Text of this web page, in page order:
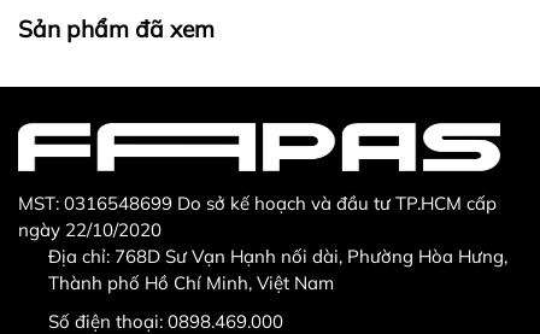
Sản phẩm bị hư hỏng khi nhìn bằng mắt thường
Hotline CSKH: 090 376 9205
Sản phẩm đã xem
MST: 0316548699 Do sở kế hoạch và đầu tư TP.HCM cấp
ngày 22/10/2020
Địa chỉ: 768D Sư Vạn Hạnh nối dài, Phường Hòa Hưng,
Thành phố Hồ Chí Minh, Việt Nam
Số điện thoại: 0898.469.000